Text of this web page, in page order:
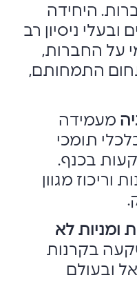
היחידה
ניסיון רב
על החברות,
התמחותם,
מעמידה
תומכי
בכנף.
וריכוז מגוון
ומניות לא
בקרנות
ובעולם